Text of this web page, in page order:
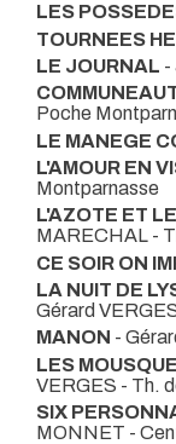
LES
TOURNEES
LE JOURNAL -
Poche
LE MANEGE
L'AMOUR EN
Montparnasse
L'AZOTE ET
MARECHAL -
CE SOIR ON
LA NUIT DE
Gérard
MANON -
LES
VERGES - Th.
SIX
MONNET -